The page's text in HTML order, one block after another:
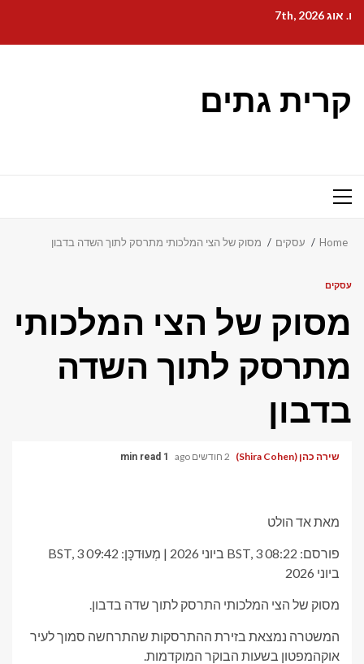
content
ו. אוג 7th, 2026
קרית גתים
Primary
Home עסקים מסוק של הצי המלכותי מתרסק לתוך השדה בדבון
עסקים
מסוק של הצי המלכותי
מתרסק לתוך השדה
בדבון
שירה כהן (Shira Cohen) 2 חודשים ago 1 min read
מאת אד הולט
פורסם: 08:22 BST, 3 ביוני 2026 | מְעוּדכָּן:
09:42 BST, 3
ביוני 2026
מסוק של הצי המלכותי התרסק לתוך שדה בדבון.
המשטרה נמצאת בזירת ההתרסקות שהתרחשה סמוך לעיר
אוקהמפטון בשעות הבוקר המוקדמות.